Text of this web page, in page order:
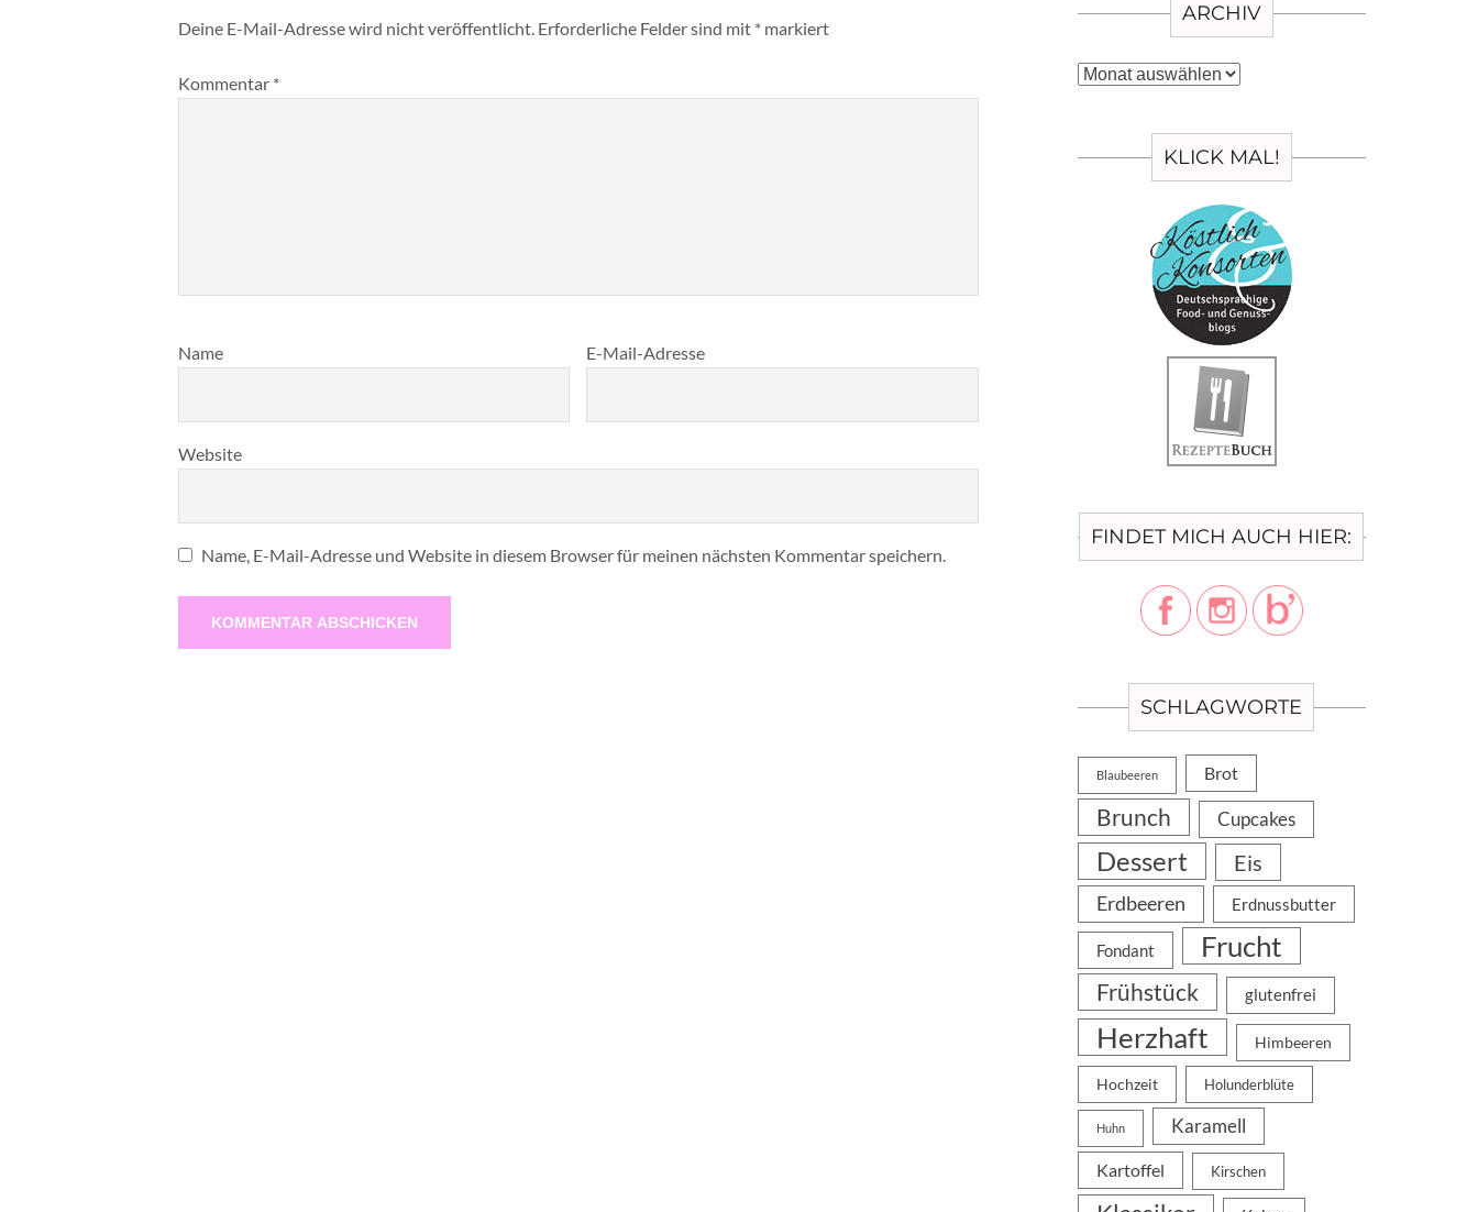
Deine E-Mail-Adresse wird nicht veröffentlicht. Erforderliche Felder sind mit * markiert
Kommentar *
Name E-Mail-Adresse
Website
Name, E-Mail-Adresse und Website in diesem Browser für meinen nächsten Kommentar speichern.
ARCHIV
Archiv
KLICK MAL!
FINDET MICH AUCH HIER:
SCHLAGWORTE
Blaubeeren Brot
Brunch Cupcakes
Dessert Eis
Erdbeeren Erdnussbutter
Fondant Frucht
Frühstück glutenfrei
Herzhaft Himbeeren
Hochzeit Holunderblüte
Huhn Karamell
Kartoffel Kirschen